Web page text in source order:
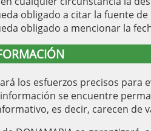
obligado a citar la fuente
obligado a mencionar la
los esfuerzos precisos
se encuentre
es decir, carecen de